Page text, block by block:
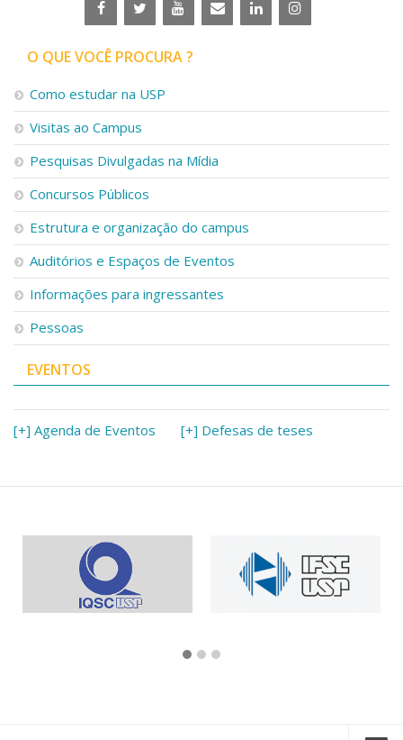
O QUE VOCÊ PROCURA ?
Como estudar na USP
Visitas ao Campus
Pesquisas Divulgadas na Mídia
Concursos Públicos
Estrutura e organização do campus
Auditórios e Espaços de Eventos
Informações para ingressantes
Pessoas
EVENTOS
[+] Agenda de Eventos [+] Defesas de teses